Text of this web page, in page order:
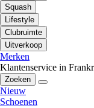
Squash
Lifestyle
Clubruimte
Uitverkoop
Merken
Klantenservice in
Zoeken
Nieuw
Schoenen